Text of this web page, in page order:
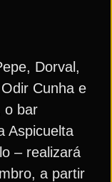
Dorval,
Odir Cunha e
o bar
Aspicuelta
– realizará
a partir